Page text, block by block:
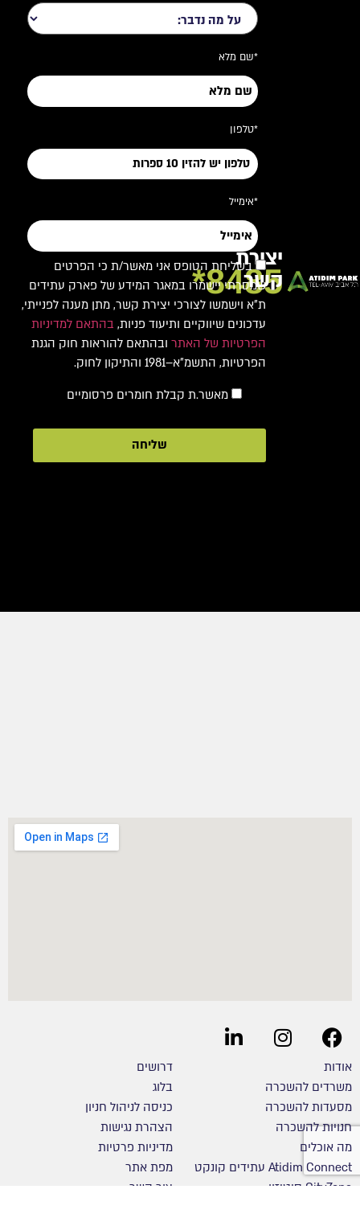
8485*
יצירת
קשר
*שם מלא
*טלפון
*אימייל
בשליחת הטופס אני מאשר/ת כי הפרטים
שמסרתי יישמרו במאגר המידע של פארק עתידים
ת"א וישמשו לצורכי יצירת קשר, מתן מענה לפנייתי,
עדכונים שיווקיים ותיעוד פניות, בהתאם למדיניות
הפרטיות של האתרובהתאם להוראות חוק הגנת
הפרטיות, התשמ"א–1981 והתיקון לחוק.
מאשר.ת קבלת חומרים פרסומיים
שליחה
אודות
משרדים להשכרה
מסעדות להשכרה
חנויות להשכרה
מה אוכלים
Atidim Connect עתידים קונקט
CityZone סיטיזון
דרושים
בלוג
כניסה לניהול חניון
הצהרת נגישות
מדיניות פרטיות
מפת אתר
צור קשר